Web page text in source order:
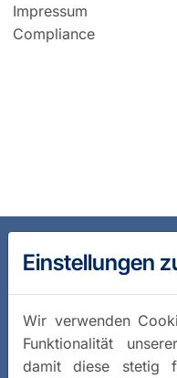
Impressum
Compliance
Einstellungen
Wir verwenden
Funktionalität
damit diese stetig